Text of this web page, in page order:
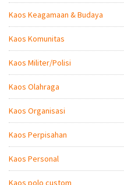
Kaos Keagamaan & Budaya
Kaos Komunitas
Kaos Militer/Polisi
Kaos Olahraga
Kaos Organisasi
Kaos Perpisahan
Kaos Personal
Kaos polo custom